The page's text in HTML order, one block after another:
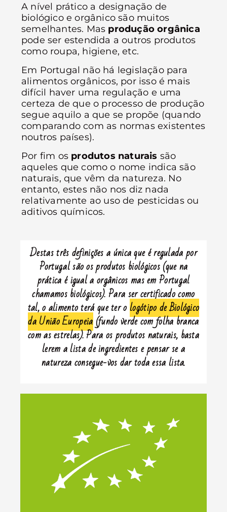
A nível prático a designação de
biológico e orgânico são muitos
semelhantes. Mas produção orgânica
pode ser estendida a outros produtos
como roupa, higiene, etc.
Em Portugal não há legislação para
alimentos orgânicos, por isso é mais
difícil haver uma regulação e uma
certeza de que o processo de produção
segue aquilo a que se propõe (quando
comparando com as normas existentes
noutros países).
Por fim os produtos naturais são
aqueles que como o nome indica são
naturais, que vêm da natureza. No
entanto, estes não nos diz nada
relativamente ao uso de pesticidas ou
aditivos químicos.
Destas três definições a única que é regulada por
Portugal são os produtos biológicos(que na
prática é igual a orgânicos mas em Portugal
chamamos biológicos). Para ser certificado como
tal, o alimento terá que ter ologótipo de Biológico
da União Europeia(fundo verde com folha branca
com as estrelas). Para os produtos naturais, basta
lerem a lista de ingredientes e pensar se a
natureza consegue-vos dar toda essa lista.